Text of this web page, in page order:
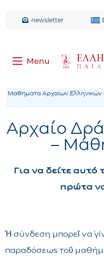
newsletter
Μαθήματα Αρχαίων Ελληνικών
Αρχαίο
–
Για να δείτε αυτό
πρώτα
Ἡ σύνδεση μπορεῖ νὰ
παραδόσεως τοῦ